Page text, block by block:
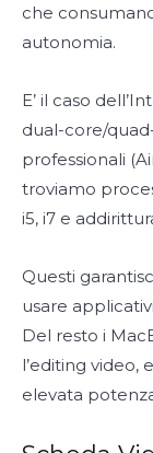
che
autonomia.
E’ il caso
dual-core/
professionali
troviamo
i5, i7 e
Questi
usare
Del resto i
l’editing video,
elevata